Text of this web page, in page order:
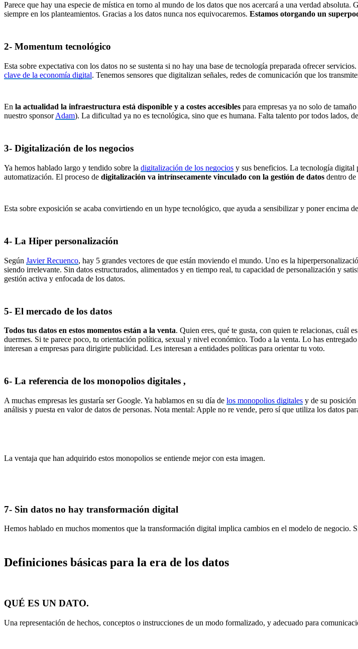
Parece que hay una especie de mística en torno al mundo de los datos que nos acercará a una verdad
siempre en los planteamientos. Gracias a los datos nunca nos equivocaremos. Estamos otorgando un
2- Momentum tecnológico
Esta sobre expectativa con los datos no se sustenta si no hay una base de tecnología preparada ofrecer
clave de la economía digital. Tenemos sensores que digitalizan señales, redes de comunicación que los
En la actualidad la infraestructura está disponible y a costes accesibles para empresas ya no solo de
nuestro sponsorAdam). La dificultad ya no es tecnológica, sino que es humana. Falta talento por todos lados,
3- Digitalización de los negocios
Ya hemos hablado largo y tendido sobre la digitalización de los negocios y sus beneficios. La tecnología digital
automatización. El proceso de digitalización va intrínsecamente vinculado con la gestión de datos dentro de
Esta sobre exposición se acaba convirtiendo en un hype tecnológico, que ayuda a sensibilizar y poner encima
4- La Hiper personalización
Según Javier Recuenco, hay 5 grandes vectores de que están moviendo el mundo. Uno es la
siendo irrelevante. Sin datos estructurados, alimentados y en tiempo real, tu capacidad de personalización y
gestión activa y enfocada de los datos.
5- El mercado de los datos
Todos tus datos en estos momentos están a la venta. Quien eres, qué te gusta, con quien te relacionas, cuál
duermes. Si te parece poco, tu orientación política, sexual y nivel económico. Todo a la venta. Lo has
interesan a empresas para dirigirte publicidad. Les interesan a entidades políticas para orientar tu voto.
6- La referencia de los monopolios digitales ,
A muchas empresas les gustaría ser Google. Ya hablamos en su día de los monopolios digitales y de su posición
análisis y puesta en valor de datos de personas. Nota mental: Apple no re vende, pero sí que utiliza los datos
La ventaja que han adquirido estos monopolios se entiende mejor con esta imagen.
7- Sin datos no hay transformación digital
Hemos hablado en muchos momentos que la transformación digital implica cambios en el modelo de negocio.
Definiciones básicas para la era de los datos
QUÉ ES UN DATO.
Una representación de hechos, conceptos o instrucciones de un modo formalizado, y adecuado para